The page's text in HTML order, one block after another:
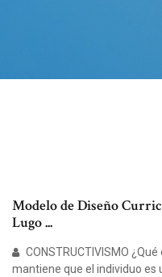
Modelo de Diseño
Lugo ...
CONSTRUCTIVISMO
mantiene que el individuo es